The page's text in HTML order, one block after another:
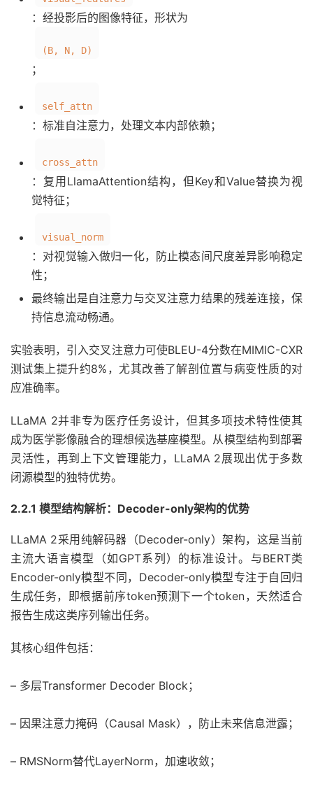
：经投影后的图像特征，形状为
(B, N, D)
；
self_attn
：标准自注意力，处理文本内部依赖；
cross_attn
：复用LlamaAttention结构，但Key和Value替换为视
觉特征；
visual_norm
：对视觉输入做归一化，防止模态间尺度差异影响稳定
性；
最终输出是自注意力与交叉注意力结果的残差连接，保
持信息流动畅通。
实验表明，引入交叉注意力可使BLEU-4分数在MIMIC-CXR
测试集上提升约8%，尤其改善了解剖位置与病变性质的对
应准确率。
LLaMA 2并非专为医疗任务设计，但其多项技术特性使其
成为医学影像融合的理想候选基座模型。从模型结构到部署
灵活性，再到上下文管理能力，LLaMA 2展现出优于多数
闭源模型的独特优势。
2.2.1 模型结构解析：Decoder-only架构的优势
LLaMA 2采用纯解码器（Decoder-only）架构，这是当前
主流大语言模型（如GPT系列）的标准设计。与BERT类
Encoder-only模型不同，Decoder-only模型专注于自回归
生成任务，即根据前序token预测下一个token，天然适合
报告生成这类序列输出任务。
其核心组件包括：
– 多层Transformer Decoder Block；
– 因果注意力掩码（Causal Mask），防止未来信息泄露；
– RMSNorm替代LayerNorm，加速收敛；